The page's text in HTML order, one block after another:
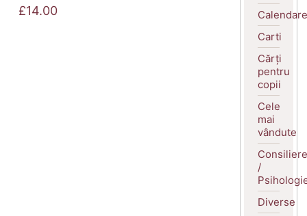
£14.00
Calendare
Carti
Cărți
pentru
copii
Cele
mai
vândute
Consiliere
/
Diverse